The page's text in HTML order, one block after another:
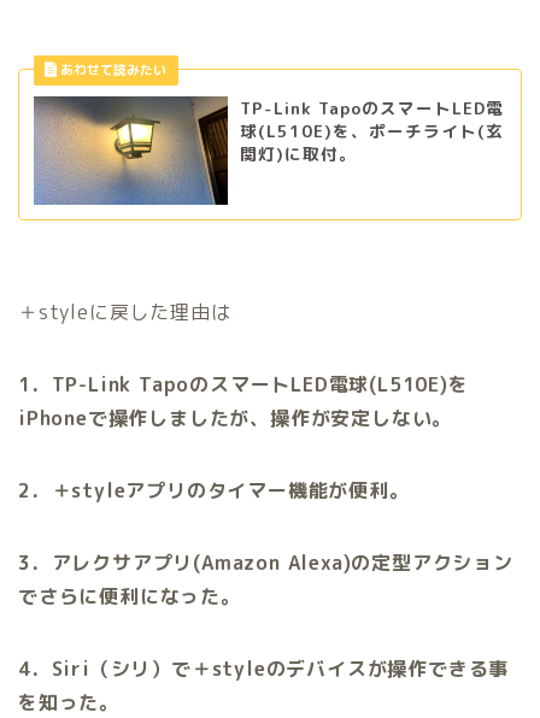
TP-Link TapoのスマートLED電
球(L510E)を、ポーチライト(玄
関灯)に取付。
＋styleに戻した理由は
1．TP-Link TapoのスマートLED電球(L510E)を
iPhoneで操作しましたが、操作が安定しない。
2．＋styleアプリのタイマー機能が便利。
3．アレクサアプリ(Amazon Alexa)の定型アクション
でさらに便利になった。
4．Siri（シリ）で＋styleのデバイスが操作できる事
を知った。